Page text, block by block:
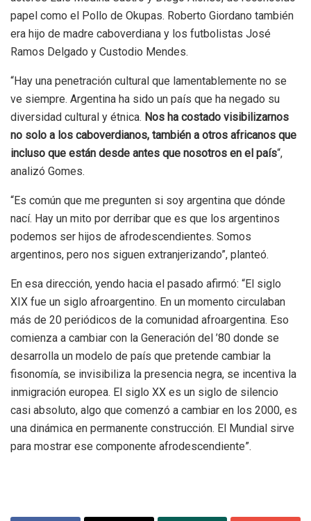
papel como el Pollo de Okupas. Roberto Giordano también
era hijo de madre caboverdiana y los futbolistas José
Ramos Delgado y Custodio Mendes.
“Hay una penetración cultural que lamentablemente no se
ve siempre. Argentina ha sido un país que ha negado su
diversidad cultural y étnica. Nos ha costado visibilizarnos
no solo a los caboverdianos, también a otros africanos que
incluso que están desde antes que nosotros en el país“,
analizó Gomes.
“Es común que me pregunten si soy argentina que dónde
nací. Hay un mito por derribar que es que los argentinos
podemos ser hijos de afrodescendientes. Somos
argentinos, pero nos siguen extranjerizando”, planteó.
En esa dirección, yendo hacia el pasado afirmó: “El siglo
XIX fue un siglo afroargentino. En un momento circulaban
más de 20 periódicos de la comunidad afroargentina. Eso
comienza a cambiar con la Generación del ’80 donde se
desarrolla un modelo de país que pretende cambiar la
fisonomía, se invisibiliza la presencia negra, se incentiva la
inmigración europea. El siglo XX es un siglo de silencio
casi absoluto, algo que comenzó a cambiar en los 2000, es
una dinámica en permanente construcción. El Mundial sirve
para mostrar ese componente afrodescendiente”.